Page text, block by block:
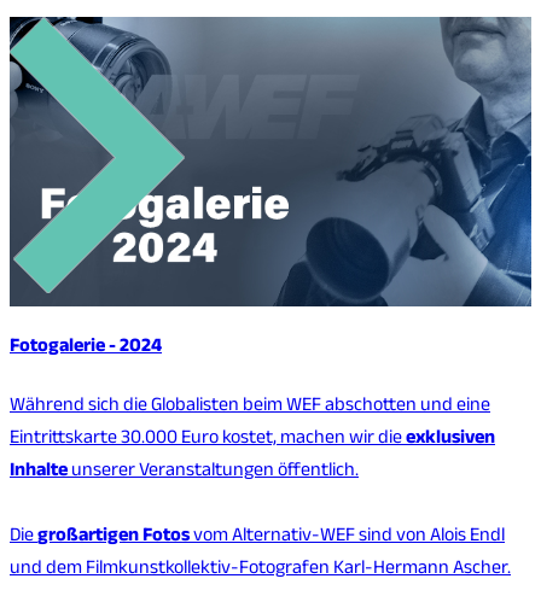
Fotogalerie - 2024
Während sich die Globalisten beim WEF abschotten und eine
Eintrittskarte 30.000 Euro kostet, machen wir dieexklusiven
Inhalteunserer Veranstaltungen öffentlich.
Diegroßartigen Fotosvom Alternativ-WEF sind von Alois Endl
und dem Filmkunstkollektiv-Fotografen Karl-Hermann Ascher.